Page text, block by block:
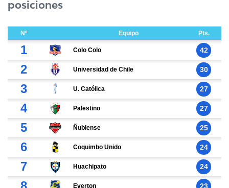
posiciones